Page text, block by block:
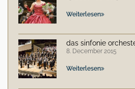
Weiterlesen
das sinfonie
8. December 2015
Weiterlesen